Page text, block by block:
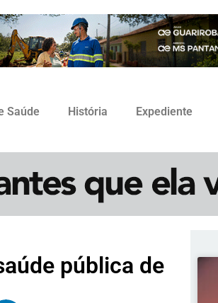
Saúde História Expediente
pública de